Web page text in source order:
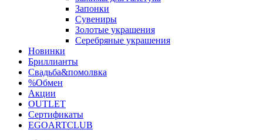
Запонки
Сувениры
Золотые украшения
Серебряные украшения
Новинки
Бриллианты
Свадьба&помолвка
%Обмен
Акции
OUTLET
Сертификаты
EGOARTCLUB